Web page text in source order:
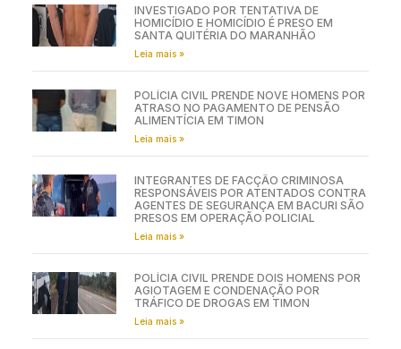
INVESTIGADO POR TENTATIVA DE
HOMICÍDIO E HOMICÍDIO É PRESO EM
SANTA QUITÉRIA DO MARANHÃO
Leia mais »
POLÍCIA CIVIL PRENDE NOVE HOMENS POR
ATRASO NO PAGAMENTO DE PENSÃO
ALIMENTÍCIA EM TIMON
Leia mais »
INTEGRANTES DE FACÇÃO CRIMINOSA
RESPONSÁVEIS POR ATENTADOS CONTRA
AGENTES DE SEGURANÇA EM BACURI SÃO
PRESOS EM OPERAÇÃO POLICIAL
Leia mais »
POLÍCIA CIVIL PRENDE DOIS HOMENS POR
AGIOTAGEM E CONDENAÇÃO POR
TRÁFICO DE DROGAS EM TIMON
Leia mais »